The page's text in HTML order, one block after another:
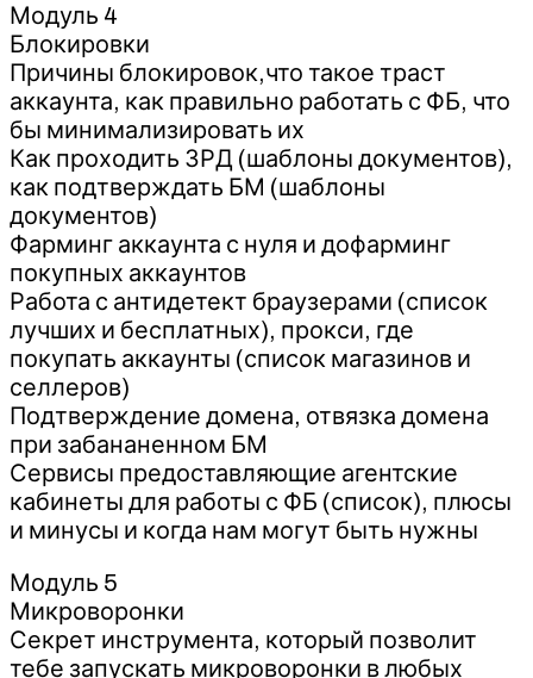
Модуль 4
Блокировки
Причины блокировок,что такое траст
аккаунта, как правильно работать с ФБ, что
бы минимализировать их
Как проходить ЗРД (шаблоны документов),
как подтверждать БМ (шаблоны
документов)
Фарминг аккаунта с нуля и дофарминг
покупных аккаунтов
Работа с антидетект браузерами (список
лучших и бесплатных), прокси, где
покупать аккаунты (список магазинов и
селлеров)
Подтверждение домена, отвязка домена
при забананенном БМ
Сервисы предоставляющие агентские
кабинеты для работы с ФБ (список), плюсы
и минусы и когда нам могут быть нужны
Модуль 5
Микроворонки
Секрет инструмента, который позволит
тебе запускать микроворонки в любых